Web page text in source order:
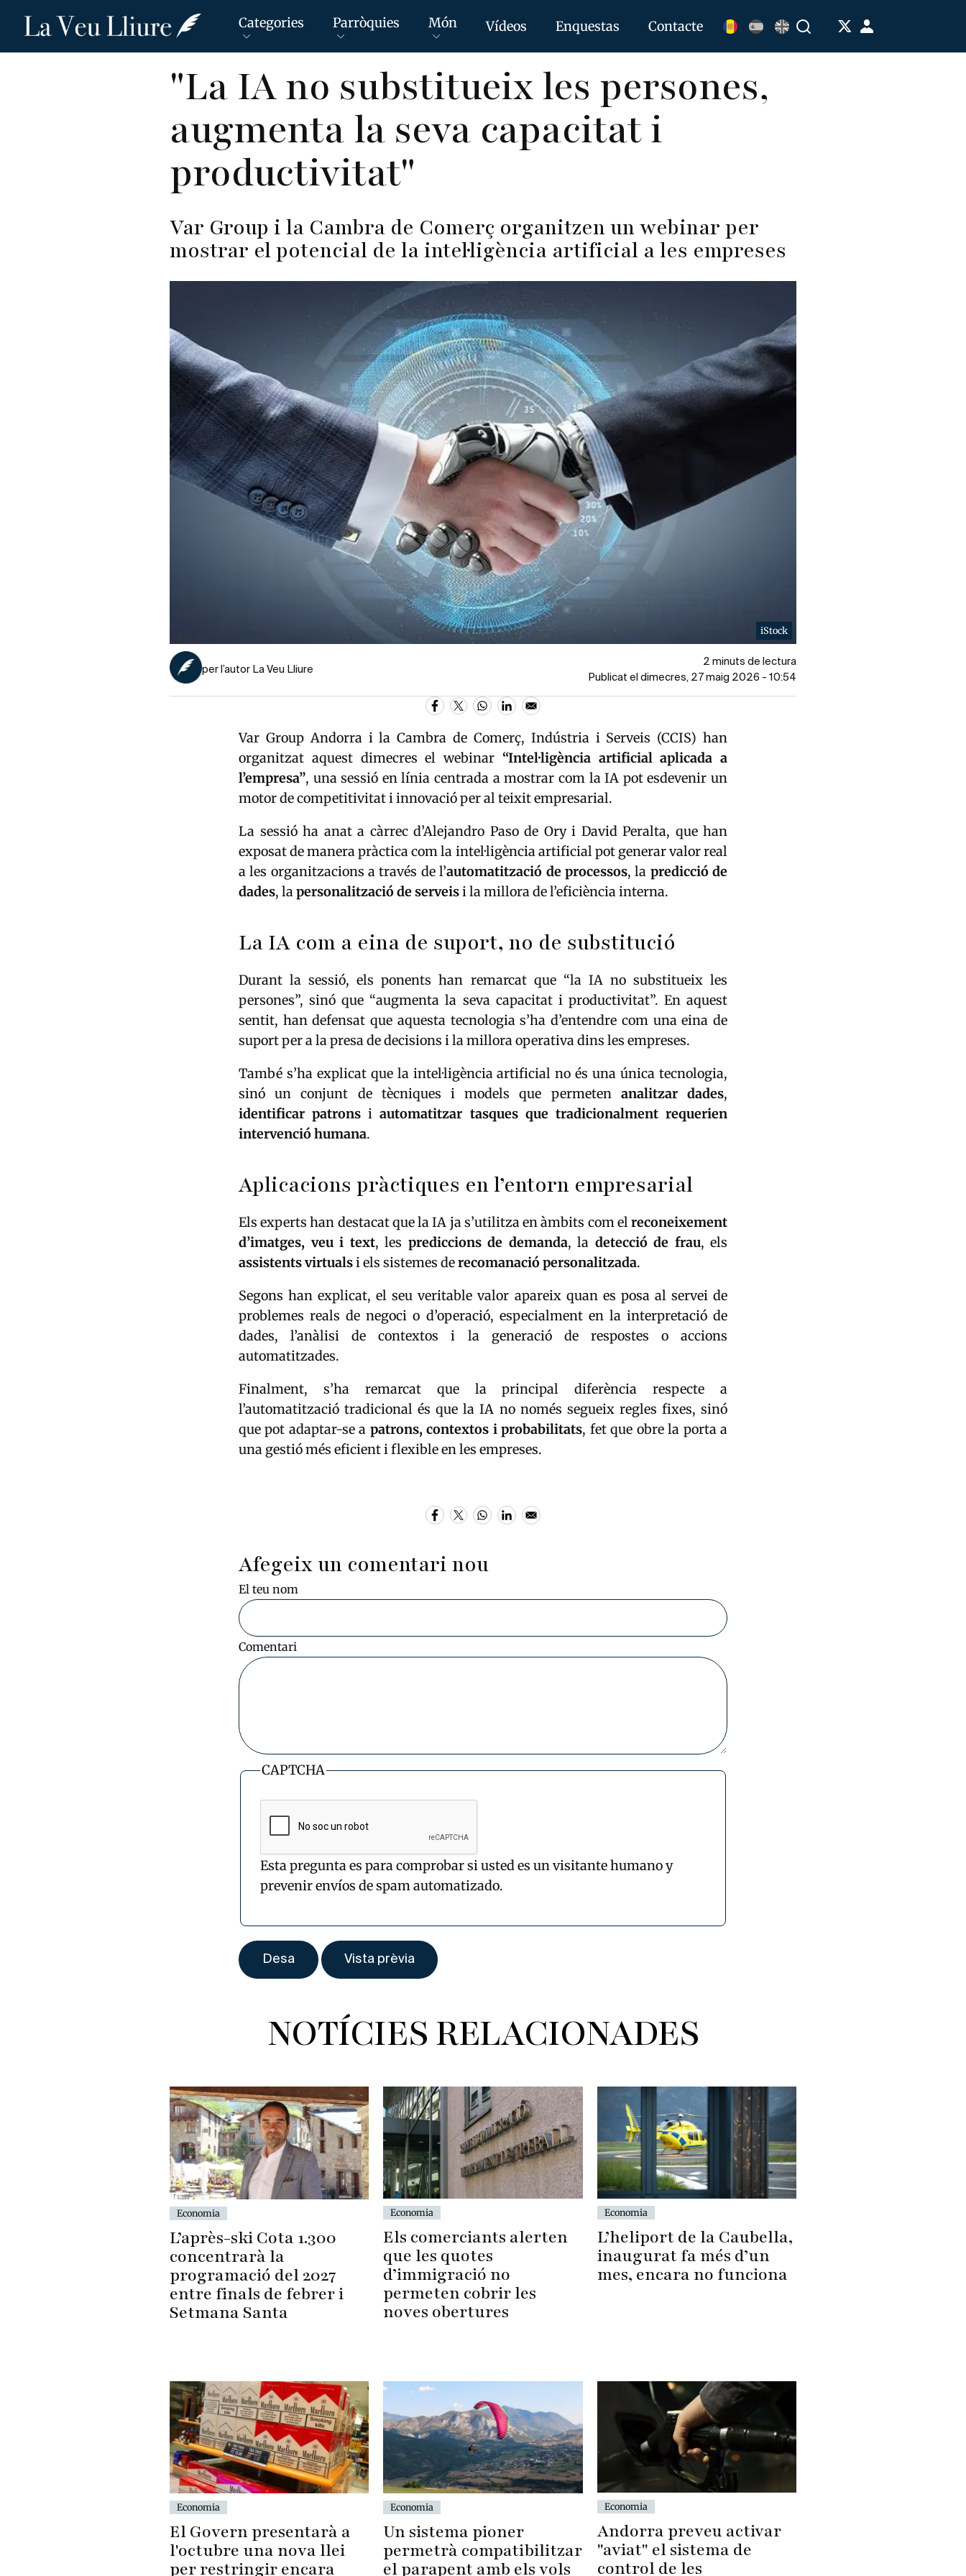
Vés
Categories Parròquies Món Vídeos Enquestas Contacte BuscarMenú
de
"La IA no substitueix les persones,
augmenta la seva capacitat i
productivitat"
Var Group i la Cambra de Comerç organitzen un webinar per
mostrar el potencial de la intel·ligència artificial a les empreses
iStock
per l’autor La Veu Lliure
2 minuts de lectura
Publicat el dimecres, 27 maig 2026 - 10:54
Var Group Andorra i la Cambra de Comerç, Indústria i Serveis (CCIS) han
organitzat aquest dimecres el webinar “Intel·ligència artificial aplicada a
l’empresa”, una sessió en línia centrada a mostrar com la IA pot esdevenir un
motor de competitivitat i innovació per al teixit empresarial.
La sessió ha anat a càrrec d’Alejandro Paso de Oryi David Peralta, que han
exposat de manera pràctica com la intel·ligència artificial pot generar valor real
a les organitzacions a través de l’automatització de processos, la predicció de
dades, lapersonalització de serveisi la millora de l’eficiència interna.
La IA com a eina de suport, no de substitució
Durant la sessió, els ponents han remarcat que “la IA no substitueix les
persones”, sinó que “augmenta la seva capacitat i productivitat”. En aquest
sentit, han defensat que aquesta tecnologia s’ha d’entendre com una eina de
suport per a la presa de decisions i la millora operativa dins les empreses.
També s’ha explicat que la intel·ligència artificial no és una única tecnologia,
sinó un conjunt de tècniques i models que permeten analitzar dades,
identificar patrons iautomatitzar tasques que tradicionalment requerien
intervenció humana.
Aplicacions pràctiques en l’entorn empresarial
Els experts han destacat que la IA ja s’utilitza en àmbits com el reconeixement
d’imatges, veu i text, les prediccions de demanda, la detecció de frau, els
assistents virtualsi els sistemes derecomanació personalitzada.
Segons han explicat, el seu veritable valor apareix quan es posa al servei de
problemes reals de negoci o d’operació, especialment en la interpretació de
dades, l’anàlisi de contextos i la generació de respostes o accions
automatitzades.
Finalment, s’ha remarcat que la principal diferència respecte a
l’automatització tradicional és que la IA no només segueix regles fixes, sinó
que pot adaptar-se a patrons, contextos i probabilitats, fet que obre la porta a
una gestió més eficient i flexible en les empreses.
Afegeix un comentari nou
El teu nom
Comentari
CAPTCHA
Esta pregunta es para comprobar si usted es un visitante humano y
prevenir envíos de spam automatizado.
NOTÍCIES RELACIONADES
Economia
L’après-ski Cota 1.300
concentrarà la
programació del 2027
entre finals de febrer i
Setmana Santa
Economia
Els comerciants alerten
que les quotes
d’immigració no
permeten cobrir les
noves obertures
Economia
L’heliport de la Caubella,
inaugurat fa més d’un
mes, encara no funciona
Economia
El Govern presentarà a
l'octubre una nova llei
per restringir encara
Economia
Un sistema pioner
permetrà compatibilitzar
el parapent amb els vols
Economia
Andorra preveu activar
"aviat" el sistema de
control de les